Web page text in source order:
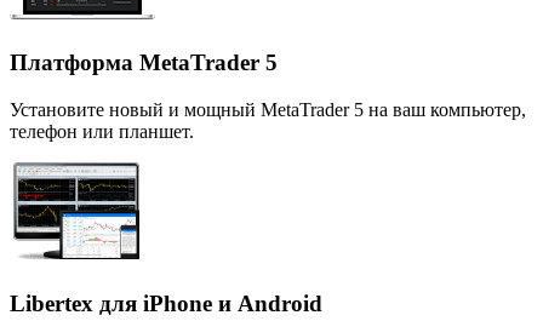
Платформа MetaTrader 5
Установите новый и мощный MetaTrader 5 на ваш компьютер,
телефон или планшет.
Libertex для iPhone и Android